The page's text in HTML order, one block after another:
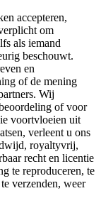
accepteren,
om
als iemand
beschouwt.
en
of de mening
Wij
of voor
voortvloeien uit
verleent u ons
royaltyvrij,
recht en licentie
te reproduceren, te
verzenden, weer